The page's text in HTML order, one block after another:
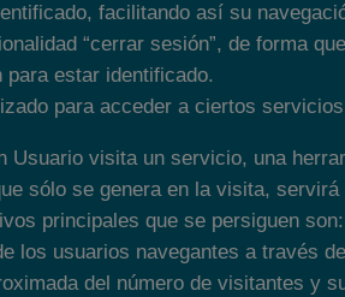
facilitando así su
“cerrar sesión”, de forma
estar identificado.
para acceder a ciertos
Usuario visita un servicio, una
sólo se genera en la visita,
principales que se persiguen son:
los usuarios navegantes a través
del número de visitantes y